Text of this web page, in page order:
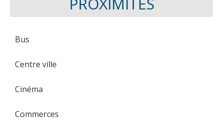
Bus
Centre ville
Cinéma
Commerces